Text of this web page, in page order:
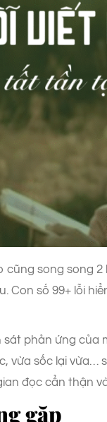
cũng song song
Con số 99+ lỗi
sát phản ứng
vừa sốc lại vừa…
đọc cẩn thận
gặp